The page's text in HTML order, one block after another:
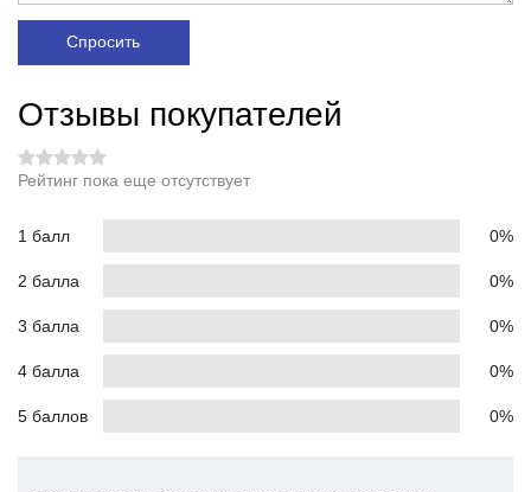
Спросить
Отзывы покупателей
Рейтинг пока еще отсутствует
1 балл 0%
2 балла 0%
3 балла 0%
4 балла 0%
5 баллов 0%